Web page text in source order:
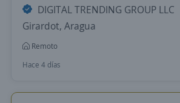
DIGITAL TRENDING GROUP LLC
Girardot, Aragua
Remoto
Hace 4 días